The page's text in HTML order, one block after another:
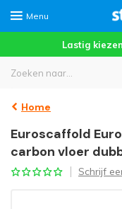
Menu
Lastig
Home
Euroscaffold
carbon vloer
Schrijf